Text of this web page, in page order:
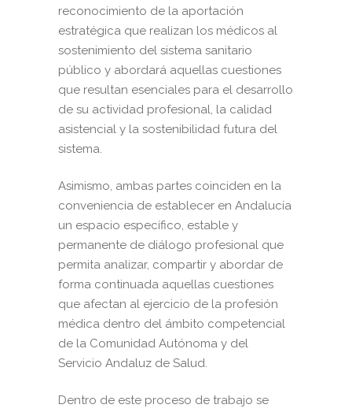
reconocimiento de la aportación
estratégica que realizan los médicos al
sostenimiento del sistema sanitario
público y abordará aquellas cuestiones
que resultan esenciales para el desarrollo
de su actividad profesional, la calidad
asistencial y la sostenibilidad futura del
sistema.
Asimismo, ambas partes coinciden en la
conveniencia de establecer en Andalucía
un espacio específico, estable y
permanente de diálogo profesional que
permita analizar, compartir y abordar de
forma continuada aquellas cuestiones
que afectan al ejercicio de la profesión
médica dentro del ámbito competencial
de la Comunidad Autónoma y del
Servicio Andaluz de Salud.
Dentro de este proceso de trabajo se